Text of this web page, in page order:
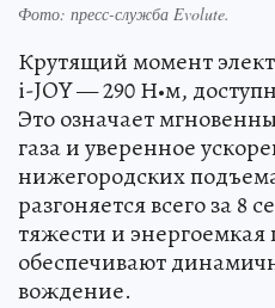
Фото: пресс-служба Evolute.
Крутящий момент
i-JOY — 290 Н•м,
Это означает
газа и уверенное
нижегородских
разгоняется всего за 8
тяжести и энергоемкая
обеспечивают
вождение.